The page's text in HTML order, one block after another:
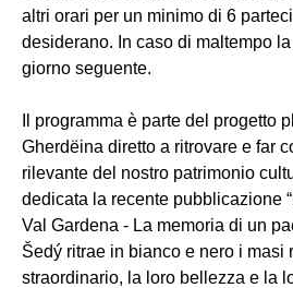
altri orari per un minimo di 6
desiderano. In caso di maltempo
giorno seguente.
Il programma è parte del progetto
Gherdëina diretto a ritrovare e far
rilevante del nostro patrimonio
dedicata la recente pubblicazione
Val Gardena - La memoria di un
Šedý ritrae in bianco e nero i masi
straordinario, la loro bellezza e la